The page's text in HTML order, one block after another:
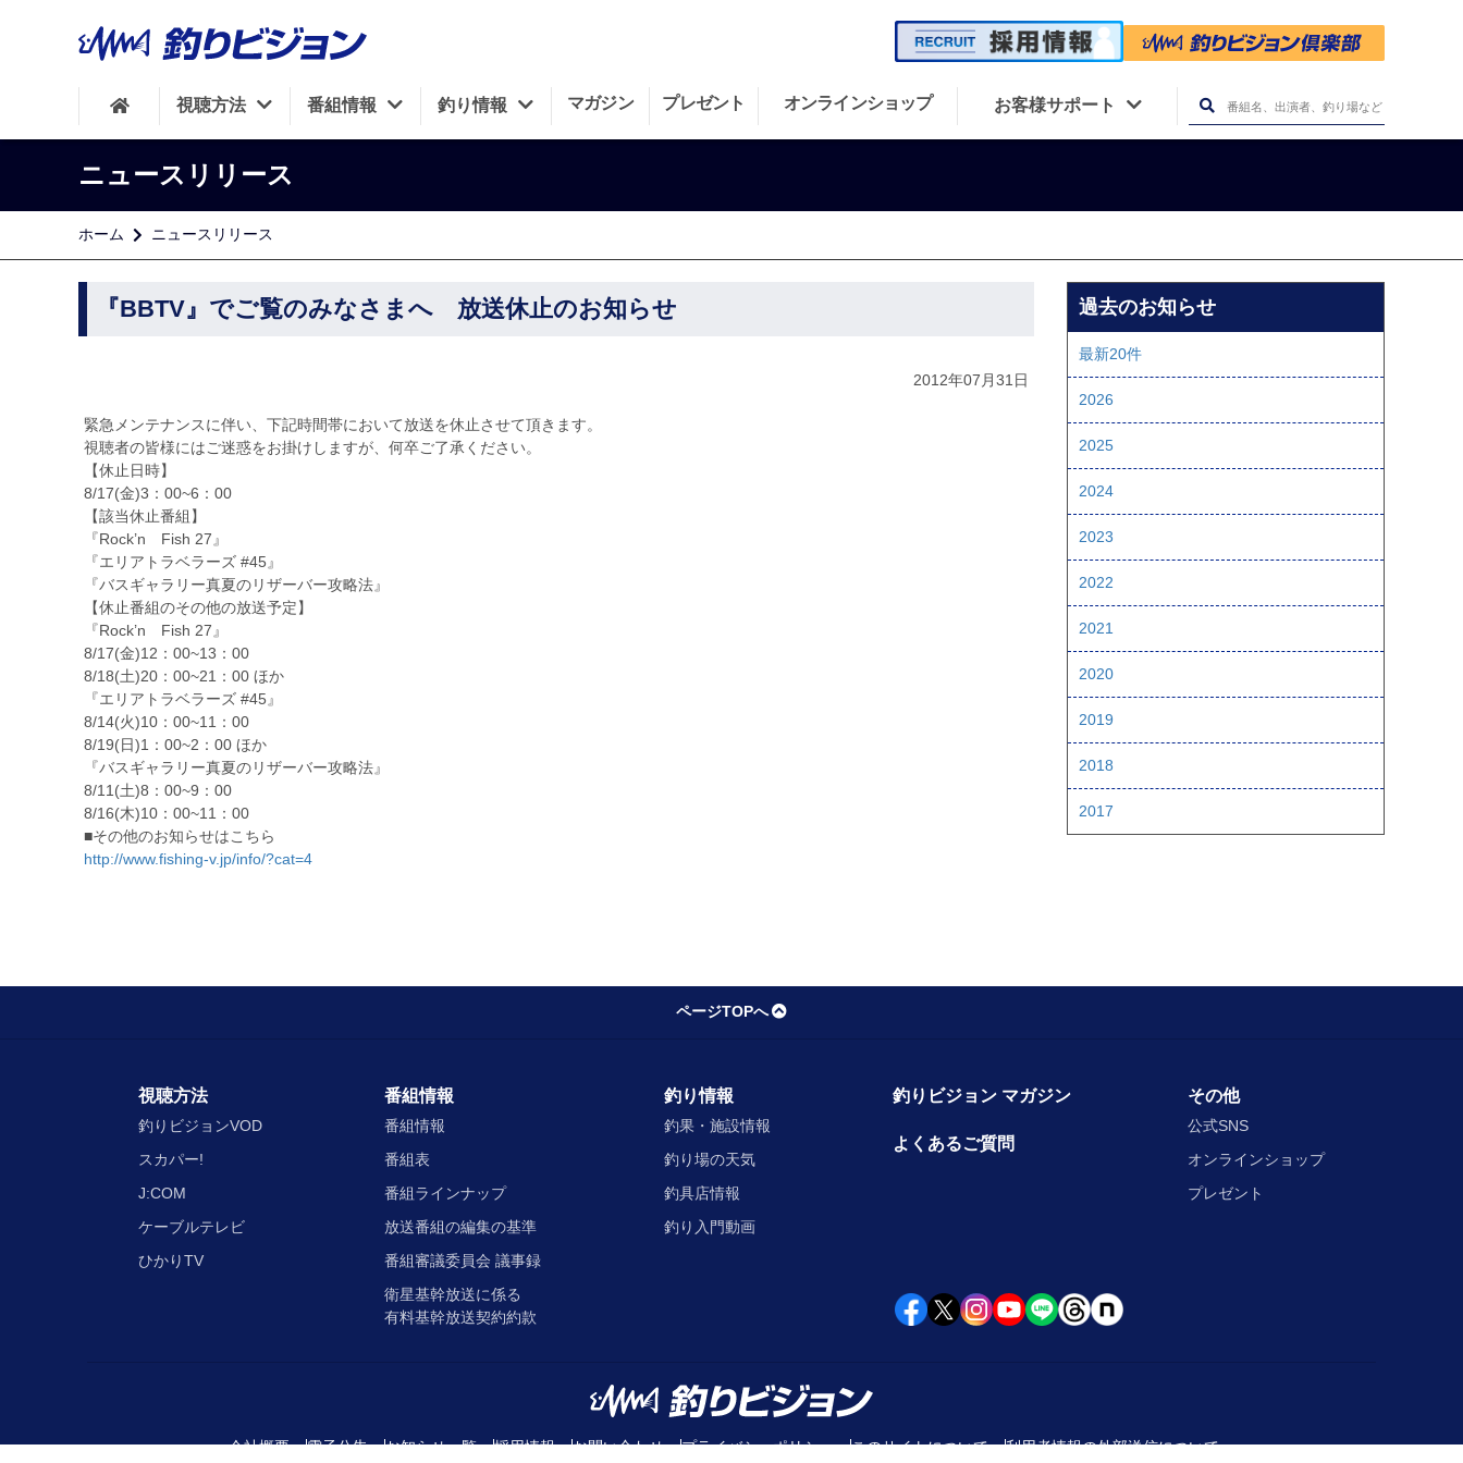
視聴方法 番組情報 釣り情報 マガジン プレゼント オンラインショップ お客様サポート
ニュースリリース
ホーム ニュースリリース
『BBTV』でご覧のみなさまへ 放送休止のお知らせ
2012年07月31日
緊急メンテナンスに伴い、下記時間帯において放送を休止させて頂きます。
視聴者の皆様にはご迷惑をお掛けしますが、何卒ご了承ください。
【休止日時】
8/17(金)3：00~6：00
【該当休止番組】
『Rock’n Fish 27』
『エリアトラベラーズ #45』
『バスギャラリー真夏のリザーバー攻略法』
【休止番組のその他の放送予定】
『Rock’n Fish 27』
8/17(金)12：00~13：00
8/18(土)20：00~21：00 ほか
『エリアトラベラーズ #45』
8/14(火)10：00~11：00
8/19(日)1：00~2：00 ほか
『バスギャラリー真夏のリザーバー攻略法』
8/11(土)8：00~9：00
8/16(木)10：00~11：00
■その他のお知らせはこちら
http://www.fishing-v.jp/info/?cat=4
過去のお知らせ
最新20件
2026
2025
2024
2023
2022
2021
2020
2019
2018
2017
ページTOPへ
視聴方法
釣りビジョンVOD
スカパー!
J:COM
ケーブルテレビ
ひかりTV
番組情報
番組情報
番組表
番組ラインナップ
放送番組の編集の基準
番組審議委員会 議事録
衛星基幹放送に係る
有料基幹放送契約約款
釣り情報
釣果・施設情報
釣り場の天気
釣具店情報
釣り入門動画
釣りビジョン マガジン
よくあるご質問
その他
公式SNS
オンラインショップ
プレゼント
会社概要 電子公告 お知らせ一覧 採用情報 お問い合わせ プライバシーポリシー このサイトについて 利用者情報の外部送信について